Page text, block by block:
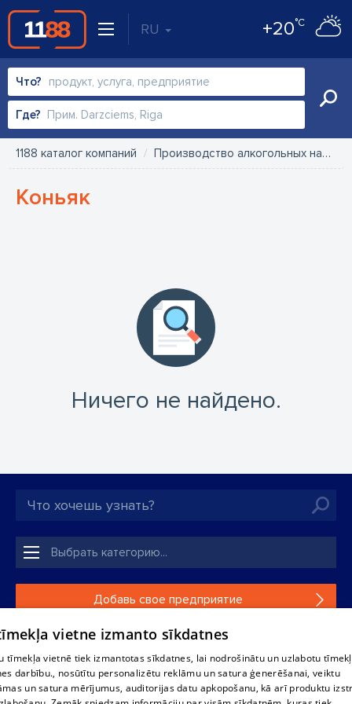
RU +20°C
Что?
Где?
1188 каталог компаний Производство алкогольных напитков, пива
Kоньяк
Ничего не найдено.
Добавь свое предприятие
Если твоего предприятия нет в нашей базе данных,
Полное или частичное распространение или копирование
vietne izmanto sīkdatnes
tīmekļa vietnē tiek izmantotas sīkdatnes, lai nodrošinātu un uzlabotu
darbību., nosūtītu personalizētu reklāmu un satura ģenerēšanai, veiktu
un satura mērījumus, auditorijas datu apkopošanu, kā arī produktu